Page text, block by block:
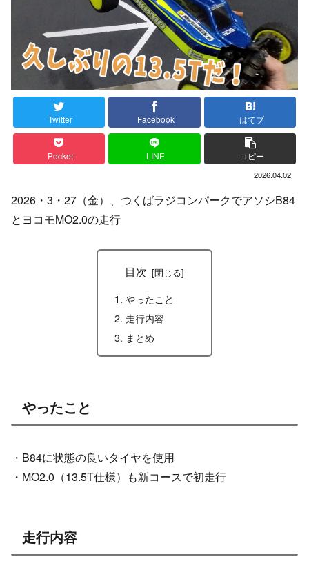
Twitter Facebook はてブ
Pocket LINE コピー
2026.04.02
2026・3・27（金）、つくばラジコンパークでアソシB84
とヨコモMO2.0の走行
目次
やったこと
走行内容
まとめ
やったこと
・B84に状態の良いタイヤを使用
・MO2.0（13.5T仕様）も新コースで初走行
走行内容